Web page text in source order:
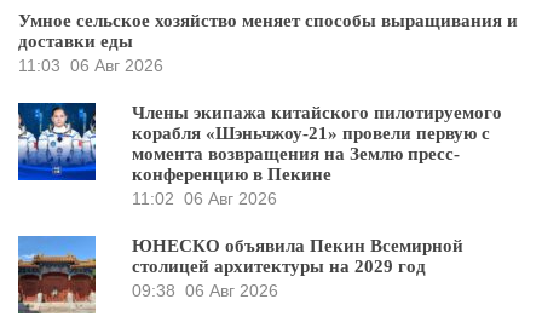
Умное сельское хозяйство меняет способы выращивания и
доставки еды
11:03 06 Авг 2026
Члены экипажа китайского пилотируемого
корабля «Шэньчжоу-21» провели первую с
момента возвращения на Землю пресс-
конференцию в Пекине
11:02 06 Авг 2026
ЮНЕСКО объявила Пекин Всемирной
столицей архитектуры на 2029 год
09:38 06 Авг 2026